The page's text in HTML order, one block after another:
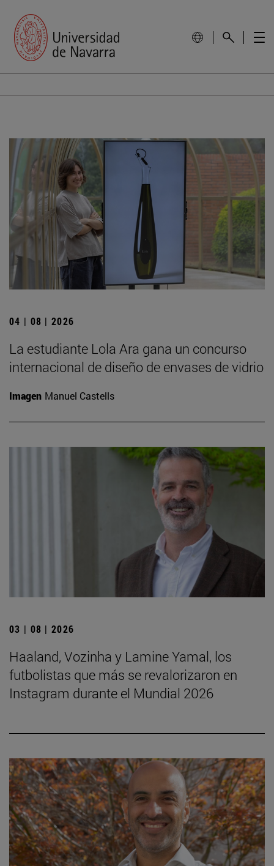
04 | 08 | 2026
La estudiante Lola Ara gana un concurso
internacional de diseño de envases de vidrio
Imagen Manuel Castells
03 | 08 | 2026
Haaland, Vozinha y Lamine Yamal, los
futbolistas que más se revalorizaron en
Instagram durante el Mundial 2026